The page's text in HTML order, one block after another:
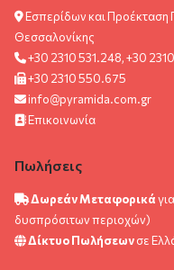
Εσπερίδων και
Θεσσαλονίκης
+30 2310 531.248, +30
+30 2310 550.675
info@pyramida.com.gr
Επικοινωνία
Πωλήσεις
Δωρεάν Μεταφορικά
δυσπρόσιτων περιοχών)
Δίκτυο Πωλήσεωνσε